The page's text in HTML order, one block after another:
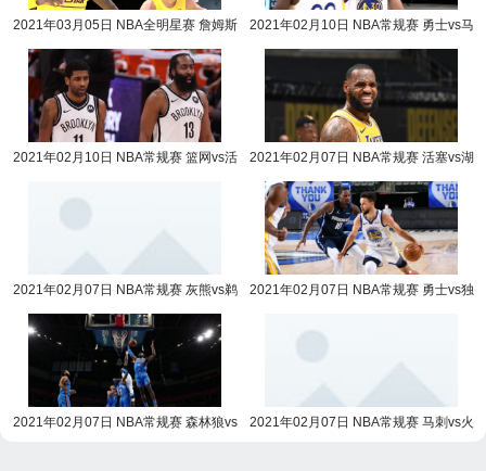
2021年03月05日 NBA全明星赛 詹姆斯
2021年02月10日 NBA常规赛 勇士vs马
2021年02月10日 NBA常规赛 篮网vs活
2021年02月07日 NBA常规赛 活塞vs湖
2021年02月07日 NBA常规赛 灰熊vs鹈
2021年02月07日 NBA常规赛 勇士vs独
2021年02月07日 NBA常规赛 森林狼vs
2021年02月07日 NBA常规赛 马刺vs火